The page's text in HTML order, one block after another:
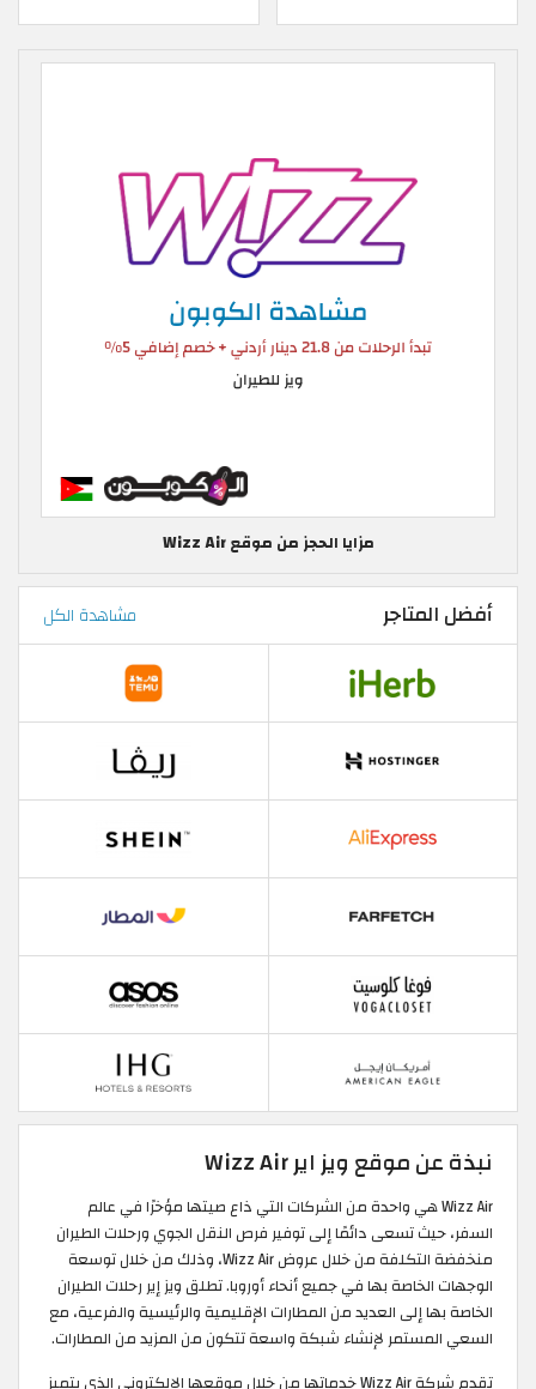
مزايا الحجز من موقع Wizz Air
أفضل المتاجر مشاهدة الكل
نبذة عن موقع ويز اير Wizz Air
Wizz Air هي واحدة من الشركات التي ذاع صيتها مؤخرًا في عالم
السفر، حيث تسعى دائمًا إلى توفير فرص النقل الجوي ورحلات الطيران
منخفضة التكلفة من خلال عروض Wizz Air، وذلك من خلال توسعة
الوجهات الخاصة بها في جميع أنحاء أوروبا. تطلق ويز إير رحلات الطيران
الخاصة بها إلى العديد من المطارات الإقليمية والرئيسية والفرعية، مع
السعي المستمر لإنشاء شبكة واسعة تتكون من المزيد من المطارات.